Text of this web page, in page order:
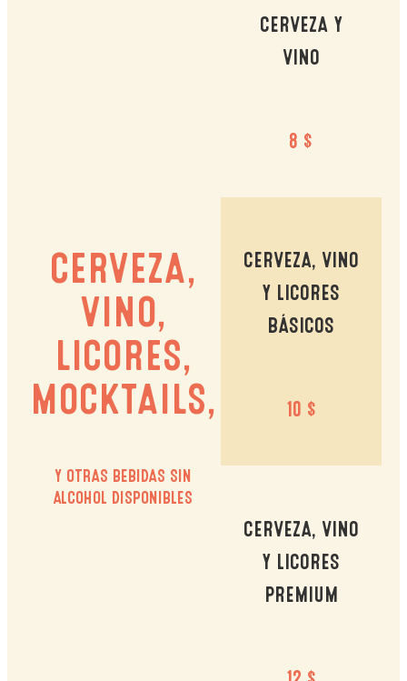
CERVEZA,
VINO,
LICORES,
MOCKTAILS,
Y OTRAS BEBIDAS SIN
ALCOHOL DISPONIBLES
CERVEZA Y
VINO
8 $
CERVEZA, VINO
Y LICORES
BÁSICOS
10 $
CERVEZA, VINO
Y LICORES
PREMIUM